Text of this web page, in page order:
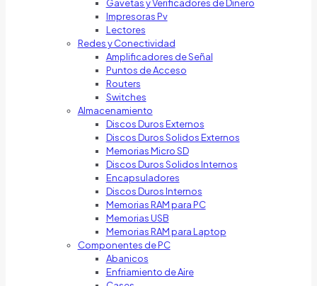
Gavetas y Verificadores de Dinero
Impresoras Pv
Lectores
Redes y Conectividad
Amplificadores de Señal
Puntos de Acceso
Routers
Switches
Almacenamiento
Discos Duros Externos
Discos Duros Solidos Externos
Memorias Micro SD
Discos Duros Solidos Internos
Encapsuladores
Discos Duros Internos
Memorias RAM para PC
Memorias USB
Memorias RAM para Laptop
Componentes de PC
Abanicos
Enfriamiento de Aire